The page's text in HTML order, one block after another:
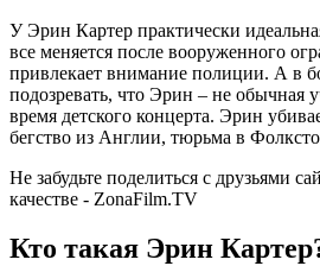
У Эрин Картер практически
все меняется после вооруженного
привлекает внимание полиции. А в
подозревать, что Эрин – не обычная
время детского концерта. Эрин
бегство из Англии, тюрьма в
Не забудьте поделиться с друзьями
качестве - ZonaFilm.TV
Кто такая Эрин